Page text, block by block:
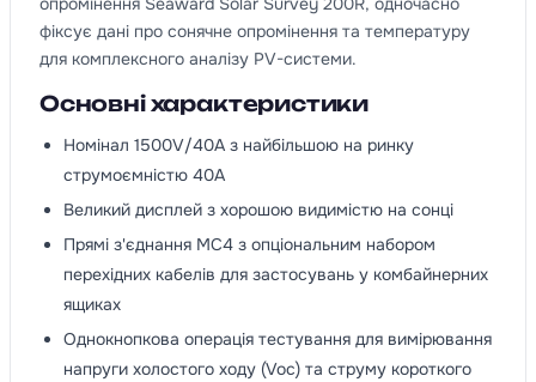
фіксує дані про сонячне опромінення та температуру
для комплексного аналізу PV-системи.
Основні характеристики
Номінал 1500V/40A з найбільшою на ринку
струмоємністю 40A
Великий дисплей з хорошою видимістю на сонці
Прямі з'єднання MC4 з опціональним набором
перехідних кабелів для застосувань у комбайнерних
ящиках
Однокнопкова операція тестування для вимірювання
напруги холостого ходу (Voc) та струму короткого